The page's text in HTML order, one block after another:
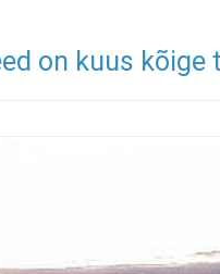
on kuus